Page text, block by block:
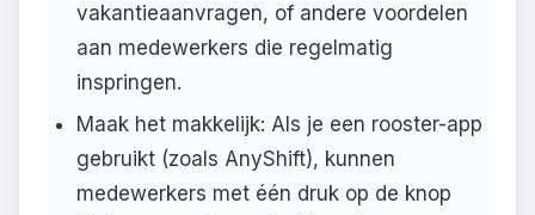
vakantieaanvragen, of andere voordelen
aan medewerkers die regelmatig
inspringen.
Maak het makkelijk: Als je een rooster-app
gebruikt (zoals AnyShift), kunnen
medewerkers met één druk op de knop